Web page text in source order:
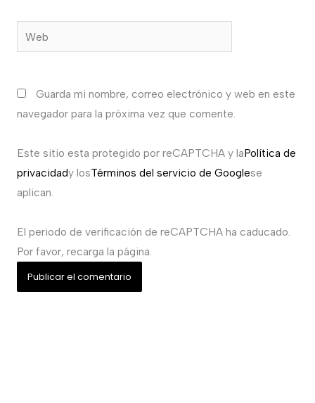
Web
Guarda mi nombre, correo electrónico y web en este
navegador para la próxima vez que comente.
Este sitio esta protegido por reCAPTCHA y laPolítica de
privacidady losTérminos del servicio de Googlese
aplican.
El periodo de verificación de reCAPTCHA ha caducado.
Por favor, recarga la página.